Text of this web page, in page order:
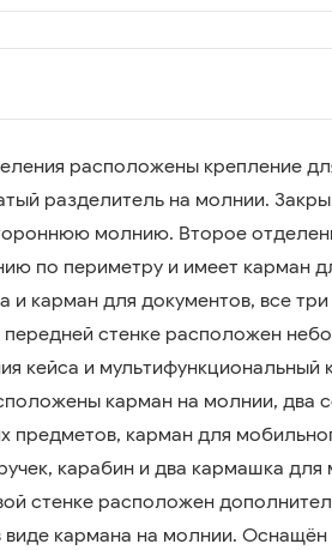
расположены крепление
разделитель на молнии.
молнию. Второе
по периметру и имеет карман
и карман для документов, все три
стенке расположен
кейса и мультифункциональный
карман на молнии, два
предметов, карман для
карабин и два кармашка для
стенке расположен
виде кармана на молнии. Оснащён